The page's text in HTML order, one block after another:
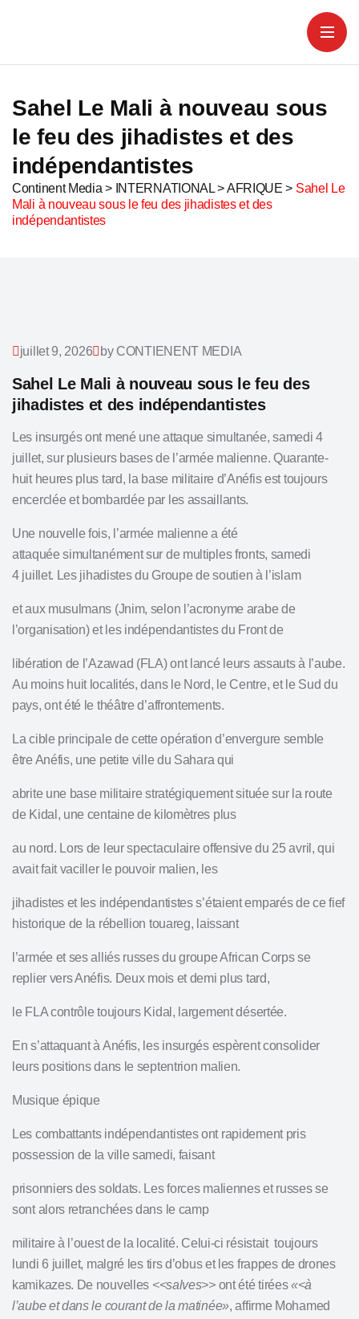
Sahel Le Mali à nouveau sous
le feu des jihadistes et des
indépendantistes
Continent Media > INTERNATIONAL>AFRIQUE > Sahel Le
Mali à nouveau sous le feu des jihadistes et des
indépendantistes
juillet 9, 2026 by CONTIENENT MEDIA
Sahel Le Mali à nouveau sous le feu des
jihadistes et des indépendantistes
Les insurgés ont mené une attaque simultanée, samedi 4
juillet, sur plusieurs bases de l’armée malienne. Quarante-
huit heures plus tard, la base militaire d’Anéfis est toujours
encerclée et bombardée par les assaillants.
Une nouvelle fois, l’armée malienne a été
attaquée simultanément sur de multiples fronts, samedi
4 juillet. Les jihadistes du Groupe de soutien à l’islam
et aux musulmans (Jnim, selon l’acronyme arabe de
l’organisation) et les indépendantistes du Front de
libération de l’Azawad (FLA) ont lancé leurs assauts à l’aube.
Au moins huit localités, dans le Nord, le Centre, et le Sud du
pays, ont été le théâtre d’affrontements.
La cible principale de cette opération d’envergure semble
être Anéfis, une petite ville du Sahara qui
abrite une base militaire stratégiquement située sur la route
de Kidal, une centaine de kilomètres plus
au nord. Lors de leur spectaculaire offensive du 25 avril, qui
avait fait vaciller le pouvoir malien, les
jihadistes et les indépendantistes s’étaient emparés de ce fief
historique de la rébellion touareg, laissant
l’armée et ses alliés russes du groupe African Corps se
replier vers Anéfis. Deux mois et demi plus tard,
le FLA contrôle toujours Kidal, largement désertée.
En s’attaquant à Anéfis, les insurgés espèrent consolider
leurs positions dans le septentrion malien.
Musique épique
Les combattants indépendantistes ont rapidement pris
possession de la ville samedi, faisant
prisonniers des soldats. Les forces maliennes et russes se
sont alors retranchées dans le camp
militaire à l’ouest de la localité. Celui-ci résistait toujours
lundi 6 juillet, malgré les tirs d’obus et les frappes de drones
kamikazes. De nouvelles <<salves>> ont été tirées«<à
l’aube et dans le courant de la matinée», affirme Mohamed